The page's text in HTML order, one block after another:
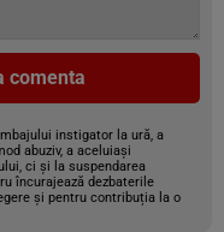
comenta
instigator la ură, a
abuziv, a aceluiași
ci și la suspendarea
încurajează dezbaterile
și pentru contribuția la o